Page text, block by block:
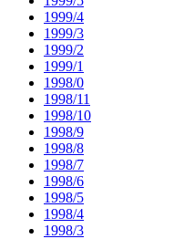
1999/4
1999/3
1999/2
1999/1
1998/0
1998/11
1998/10
1998/9
1998/8
1998/7
1998/6
1998/5
1998/4
1998/3